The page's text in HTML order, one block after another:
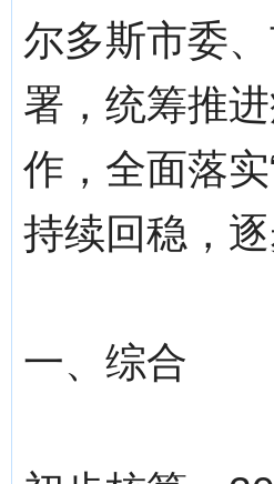
尔多斯市委
署，统筹推
作，全面落
持续回稳，
一、综合